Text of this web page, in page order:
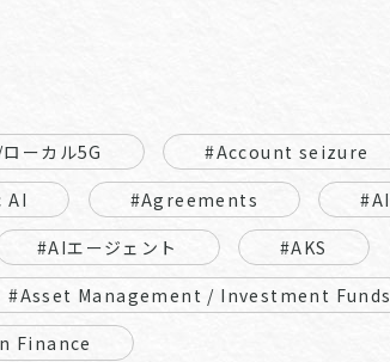
ーカル5G
#Account seizure
AI #Agreements
#AI
#AIエージェント
#AKS
#Asset Management / Investment Funds
Finance